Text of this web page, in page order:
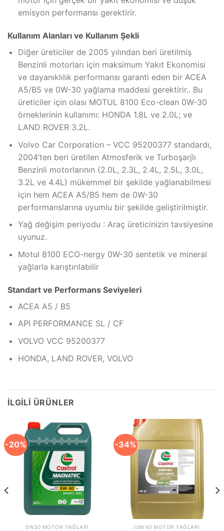
emisyon performansı gerektirir.
Kullanım Alanları ve Kullanım Şekli
Diğer üreticiler de 2005 yılından beri üretilmiş
Benzinli motorları için maksimum Yakıt Ekonomisi
ve dayanıklılık performansı garanti eden bir ACEA
A5/B5 ve 0W-30 yağlama maddesi gerektirir.. Bu
üreticiler için olası MOTUL 8100 Eco-clean 0W-30
örneklerinin kullanımı: HONDA 1.8L ve 2.0L; ve
LAND ROVER 3.2L.
Volvo Car Corporation – VCC 95200377 standardı,
2004’ten beri üretilen Atmosferik ve Turboşarjlı
Benzinli motorlarının (2.0L, 2.3L, 2.4L, 2.5L, 3.0L,
3.2L ve 4.4L) mükemmel bir şekilde yağlanabilmesi
için hem ACEA A5/B5 hem de 0W-30
performanslarına uyumlu bir şekilde geliştirilmiştir.
Yağ değişim periyodu : Araç üreticinizin tavsiyesine
uyunuz.
Motul 8100 ECO-nergy 0W-30 sentetik ve mineral
yağlarla karıştırılabilir
Standart ve Performans Seviyeleri
ACEA A5 / B5
API PERFORMANCE SL / CF
VOLVO VCC 95200377
HONDA, LAND ROVER, VOLVO
İLGILI ÜRÜNLER
-20%
5W30 MOTOR YAĞLARI
-34%
10W40 MOTOR YAĞLARI